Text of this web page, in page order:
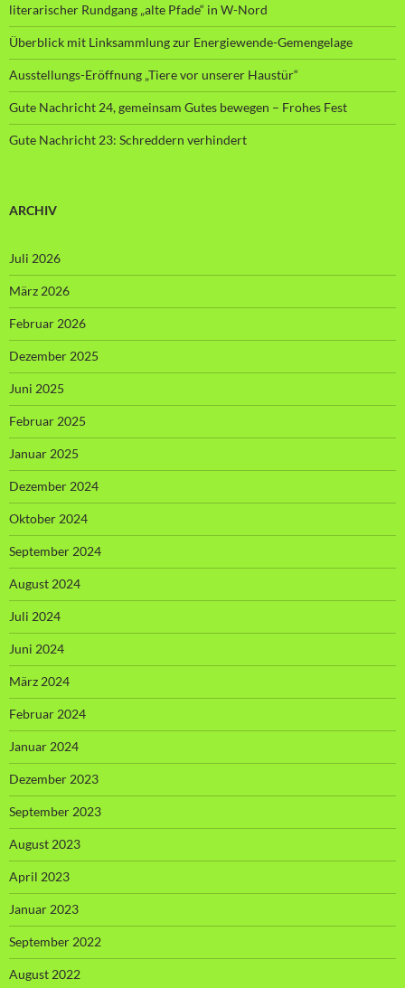
literarischer Rundgang „alte Pfade“ in W-Nord
Überblick mit Linksammlung zur Energiewende-Gemengelage
Ausstellungs-Eröffnung „Tiere vor unserer Haustür“
Gute Nachricht 24, gemeinsam Gutes bewegen – Frohes Fest
Gute Nachricht 23: Schreddern verhindert
ARCHIV
Juli 2026
März 2026
Februar 2026
Dezember 2025
Juni 2025
Februar 2025
Januar 2025
Dezember 2024
Oktober 2024
September 2024
August 2024
Juli 2024
Juni 2024
März 2024
Februar 2024
Januar 2024
Dezember 2023
September 2023
August 2023
April 2023
Januar 2023
September 2022
August 2022